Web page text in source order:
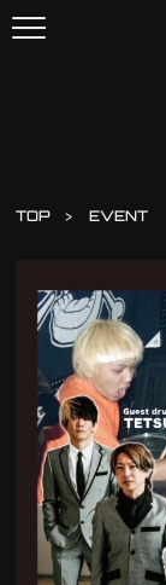
TOP EVENT